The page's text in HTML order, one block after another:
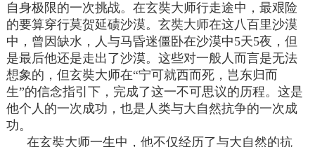
自身极限的一次挑战。在玄奘大师行走途中，最艰险
的要算穿行莫贺延碛沙漠。玄奘大师在这八百里沙漠
中，曾因缺水，人与马昏迷僵卧在沙漠中5天5夜，但
是最后他还是走出了沙漠。这些对一般人而言是无法
想象的，但玄奘大师在“宁可就西而死，岂东归而
生”的信念指引下，完成了这一不可思议的历程。这是
他个人的一次成功，也是人类与大自然抗争的一次成
功。
在玄奘大师一生中，他不仅经历了与大自然的抗